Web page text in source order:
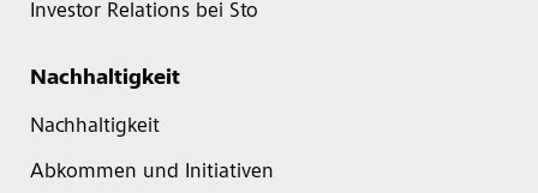
Investor Relations bei Sto
Nachhaltigkeit
Nachhaltigkeit
Abkommen und Initiativen